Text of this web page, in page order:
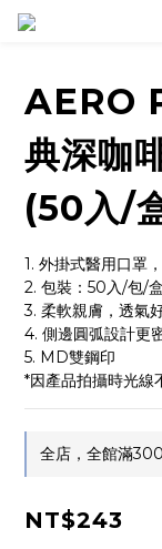
AERO
典深咖
(50入/
1. 外掛式醫用口罩
2. 包裝：50入/包/
3. 柔軟親膚，透氣好
4. 側邊圓弧設計更
5. MD雙鋼印
*因產品拍攝時光線
全店，全館滿
NT$243